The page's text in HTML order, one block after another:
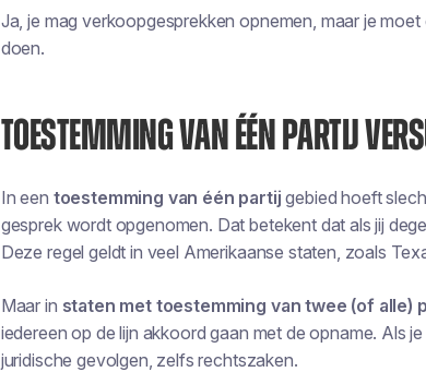
Ja, je mag verkoopgesprekken opnemen, maar je
doen.
TOESTEMMING VAN ÉÉN PARTIJ
In een toestemming van één partij gebied hoeft
gesprek wordt opgenomen. Dat betekent dat als jij
Deze regel geldt in veel Amerikaanse staten, zoals
Maar in staten met toestemming van twee (of alle)
iedereen op de lijn akkoord gaan met de opname. Als
juridische gevolgen, zelfs rechtszaken.